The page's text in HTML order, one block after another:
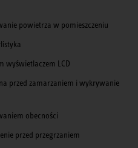
powietrza w pomieszczeniu
wyświetlaczem LCD
przed zamarzaniem i wykrywanie
obecności
przed przegrzaniem